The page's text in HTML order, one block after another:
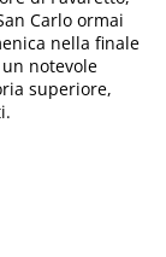
Carlo ormai
nella finale
notevole
superiore,